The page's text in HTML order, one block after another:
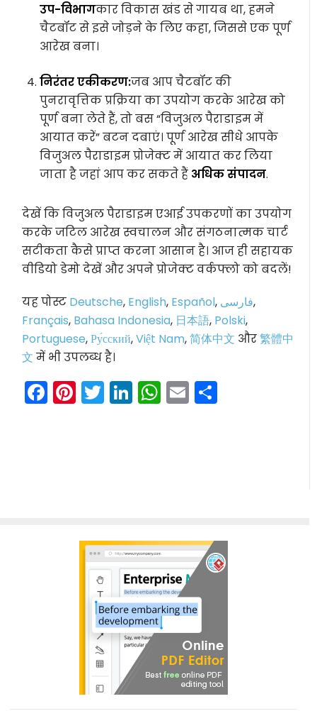
उप-विभागकार विकास खंड से गायब था, हमने
चैटबॉट से इसे जोड़ने के लिए कहा, जिससे एक पूर्ण
आरेख बना।
निरंतर एकीकरण:जब आप चैटबॉट की
पुनरावृत्तिक प्रक्रिया का उपयोग करके आरेख को
पूर्ण बना लेते हैं, तो बस “विजुअल पैराडाइम में
आयात करें” बटन दबाएं। पूर्ण आरेख सीधे आपके
विजुअल पैराडाइम प्रोजेक्ट में आयात कर लिया
जाता है जहां आप कर सकते हैं अधिक संपादन.
देखें कि विजुअल पैराडाइम एआई उपकरणों का उपयोग
करके जटिल आरेख स्वचालन और संगठनात्मक चार्ट
सटीकता कैसे प्राप्त करना आसान है। आज ही सहायक
वीडियो डेमो देखें और अपने प्रोजेक्ट वर्कफ्लो को बदलें!
यह पोस्ट Deutsche, English, Español, فارسی,
Français, Bahasa Indonesia, 日本語, Polski,
Portuguese,Ру́сский,Việt Nam,简体中文 और繁體中
文 में भी उपलब्ध है।
Facebook
Pinterest
Twitter
LinkedIn
WhatsApp
Email